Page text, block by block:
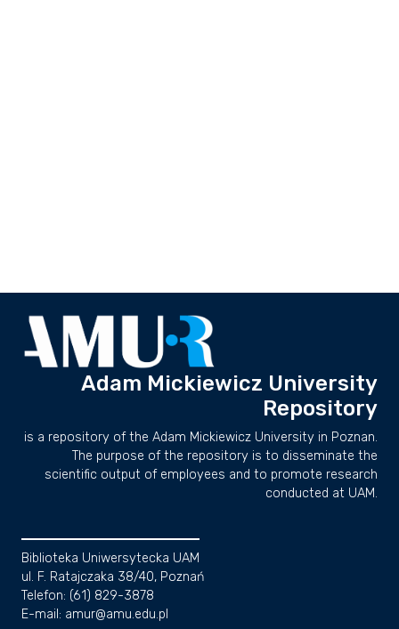
Adam Mickiewicz University
Repository
is a repository of the Adam Mickiewicz University in Poznan.
The purpose of the repository is to disseminate the
scientific output of employees and to promote research
conducted at UAM.
Biblioteka Uniwersytecka UAM
ul. F. Ratajczaka 38/40, Poznań
Telefon: (61) 829-3878
E-mail: amur@amu.edu.pl